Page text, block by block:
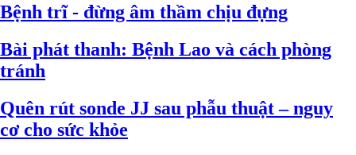
Bệnh trĩ - đừng âm thầm chịu đựng
Bài phát thanh: Bệnh Lao và cách phòng
tránh
Quên rút sonde JJ sau phẫu thuật – nguy
cơ cho sức khỏe